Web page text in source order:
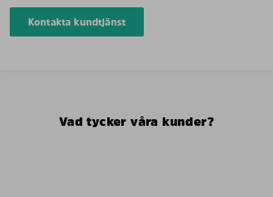
Kontakta kundtjänst
Vad tycker våra kunder?